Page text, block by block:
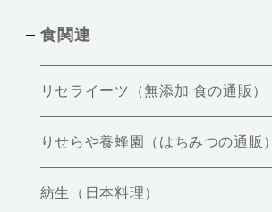
食関連
リセライーツ（無添加 食の通販）
りせらや養蜂園（はちみつの通販）
紡生（日本料理）